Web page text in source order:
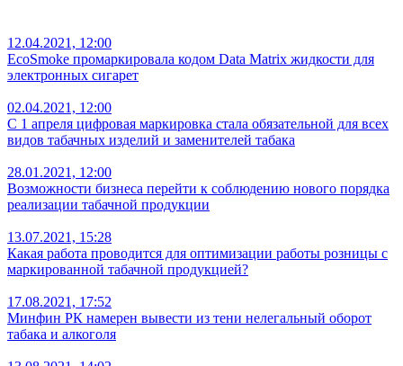
12.04.2021, 12:00
EcoSmoke промаркировала кодом Data Matrix жидкости для
электронных сигарет
02.04.2021, 12:00
С 1 апреля цифровая маркировка стала обязательной для всех
видов табачных изделий и заменителей табака
28.01.2021, 12:00
Возможности бизнеса перейти к соблюдению нового порядка
реализации табачной продукции
13.07.2021, 15:28
Какая работа проводится для оптимизации работы розницы с
маркированной табачной продукцией?
17.08.2021, 17:52
Минфин РК намерен вывести из тени нелегальный оборот
табака и алкоголя